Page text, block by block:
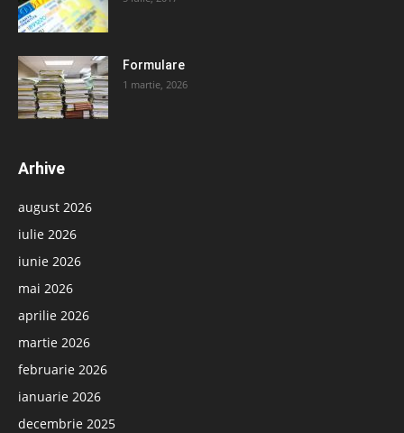
Formulare
1 martie, 2026
Arhive
august 2026
iulie 2026
iunie 2026
mai 2026
aprilie 2026
martie 2026
februarie 2026
ianuarie 2026
decembrie 2025